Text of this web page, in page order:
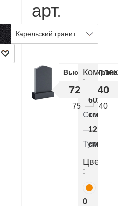
арт.
CC.16
Карельский гранит
ВысотаШирина
72 40
75 40
:
Стелла
см.
Тумба
см.
Цветник
:
0